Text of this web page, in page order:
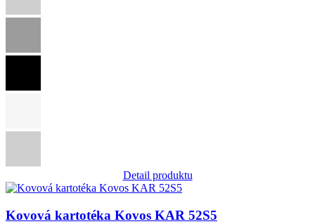
Detail produktu
Obrázok
Kovová kartotéka Kovos KAR 52S5